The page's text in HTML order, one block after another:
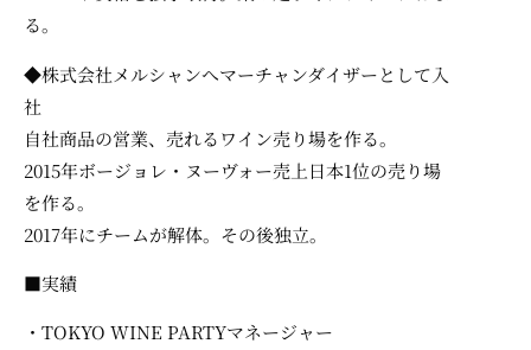
る。
◆株式会社メルシャンへマーチャンダイザーとして入
社
自社商品の営業、売れるワイン売り場を作る。
2015年ボージョレ・ヌーヴォー売上日本1位の売り場
を作る。
2017年にチームが解体。その後独立。
■実績
・TOKYO WINE PARTYマネージャー